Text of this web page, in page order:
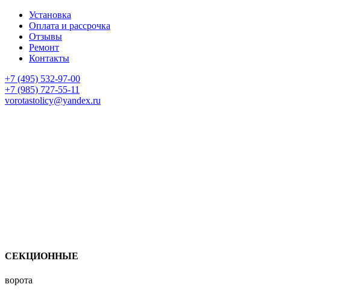
Установка
Оплата и рассрочка
Отзывы
Ремонт
Контакты
+7 (495) 532-97-00
+7 (985) 727-55-11
vorotastolicy@yandex.ru
СЕКЦИОННЫЕ
ворота